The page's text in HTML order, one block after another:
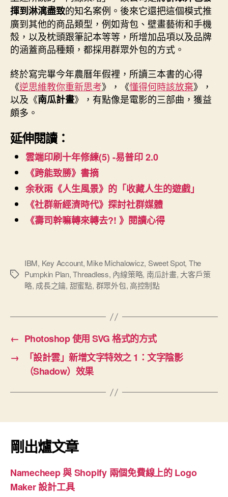
揮到淋漓盡致的知名案例。後來它還把這個模式推
廣到其他的商品類型，例如背包、壁畫藝術和手機
殼，以及枕頭跟筆記本等等，所增加品項以及品牌
的涵蓋商品種類，都採用群眾外包的方式。
終於寫完畢今年農曆年假裡，所讀三本書的心得
《逆思維教你重新思考》，《懂得何時該放棄》，
以及《南瓜計畫》，有點像是電影的三部曲，獲益
頗多。
延伸閱讀：
雲端印刷十年修練(5) -易普印 2.0
《跨能致勝》書摘
余秋雨《人生風景》的「收藏人生的遊戲」
《社群新經濟時代》探討社群媒體
《壽司幹嘛轉來轉去?! 》閱讀心得
標
IBM, Key Account, Mike Michalowicz, Sweet Spot, The
Pumpkin Plan,Threadless, 內線策略, 南瓜計畫, 大客戶策
略, 成長之鑰, 甜蜜點, 群眾外包, 高控制點
← Photoshop 使用 SVG 格式的方式
→
「設計雲」新增文字特效之 1：文字陰影
（Shadow）效果
剛出爐文章
Namecheep 與 Shopify 兩個免費線上的 Logo
Maker 設計工具